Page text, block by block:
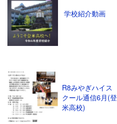
学校紹介動画
R8みやぎハイス
クール通信6月(登
米高校)